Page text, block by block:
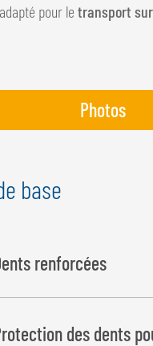
pour le transport
Photos
base
renforcées
42 mm, longueur 1 100 mm
des dents